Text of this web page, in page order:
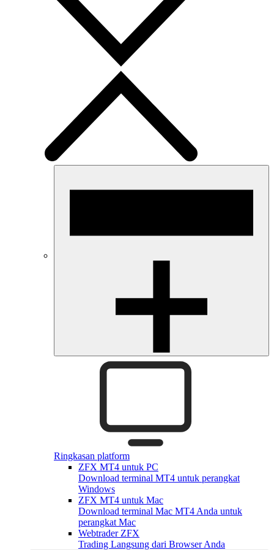
Ringkasan platform
ZFX MT4 untuk PC
Download terminal MT4 untuk perangkat
Windows
ZFX MT4 untuk Mac
Download terminal Mac MT4 Anda untuk
perangkat Mac
Webtrader ZFX
Trading Langsung dari Browser Anda